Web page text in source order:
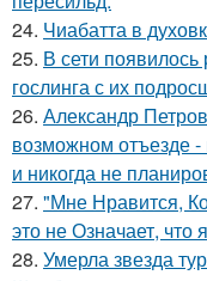
24. Чиабатта в
25. В сети
гослинга с их
26. Александр
возможном отъезде -
и никогда не
27. "Мне Нравится,
это не Означает, что
28. Умерла звезда